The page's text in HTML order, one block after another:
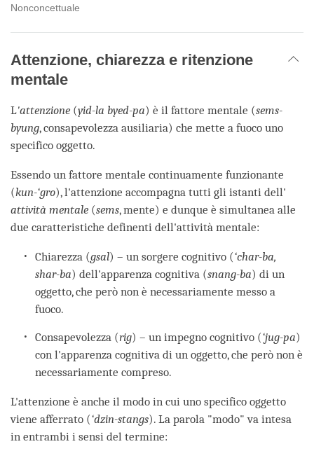
Nonconcettuale
Attenzione, chiarezza e ritenzione
mentale
L'attenzione (yid-la byed-pa) è il fattore mentale (sems-
byung, consapevolezza ausiliaria) che mette a fuoco uno
specifico oggetto.
Essendo un fattore mentale continuamente funzionante
(kun-‘gro), l'attenzione accompagna tutti gli istanti dell'
attività mentale (sems, mente) e dunque è simultanea alle
due caratteristiche definenti dell'attività mentale:
Chiarezza (gsal) – un sorgere cognitivo (‘char-ba,
shar-ba) dell'apparenza cognitiva (snang-ba) di un
oggetto, che però non è necessariamente messo a
fuoco.
Consapevolezza (rig) – un impegno cognitivo (‘jug-pa)
con l'apparenza cognitiva di un oggetto, che però non è
necessariamente compreso.
L'attenzione è anche il modo in cui uno specifico oggetto
viene afferrato (‘dzin-stangs). La parola "modo" va intesa
in entrambi i sensi del termine: